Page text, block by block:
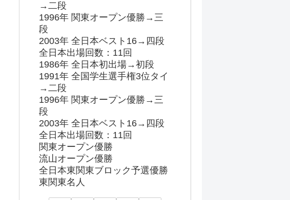
→二段
1996年 関東オープン優勝→三
段
2003年 全日本ベスト16→四段
全日本出場回数：11回
1986年 全日本初出場→初段
1991年 全国学生選手権3位タイ
→二段
1996年 関東オープン優勝→三
段
2003年 全日本ベスト16→四段
全日本出場回数：11回
関東オープン優勝
流山オープン優勝
全日本東関東ブロック予選優勝
東関東名人